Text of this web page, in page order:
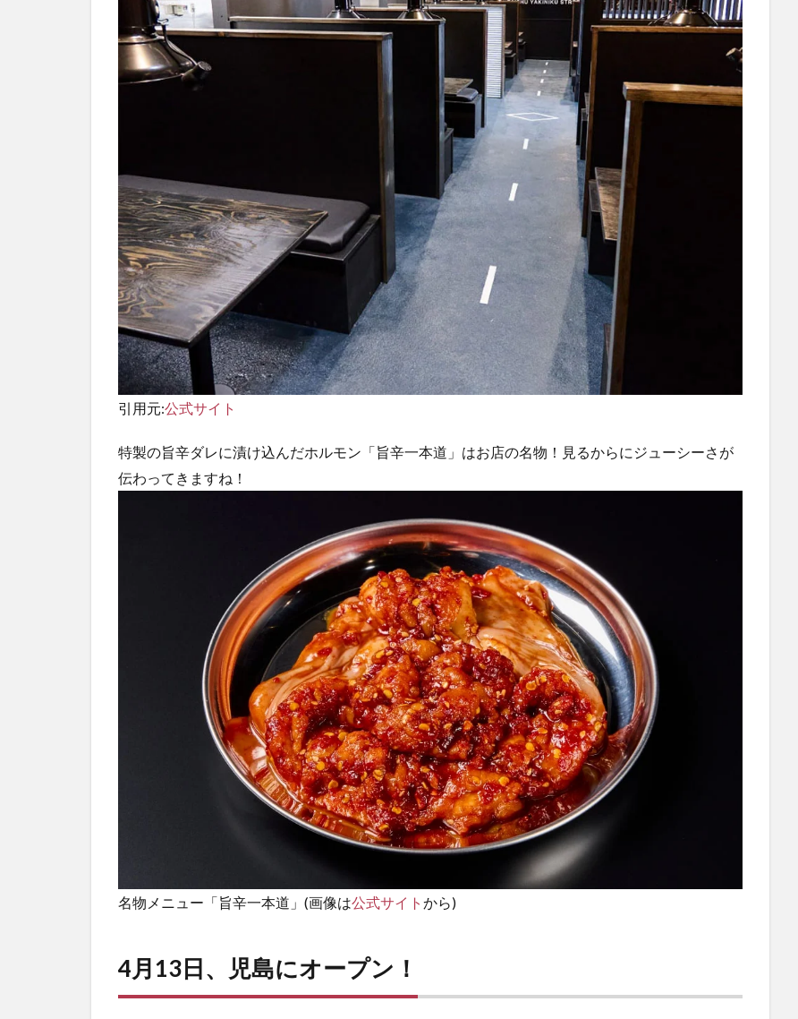
引用元:公式サイト
特製の旨辛ダレに漬け込んだホルモン「旨辛一本道」はお店の名物！見るからにジューシーさが
伝わってきますね！
名物メニュー「旨辛一本道」(画像は公式サイト から)
4月13日、児島にオープン！